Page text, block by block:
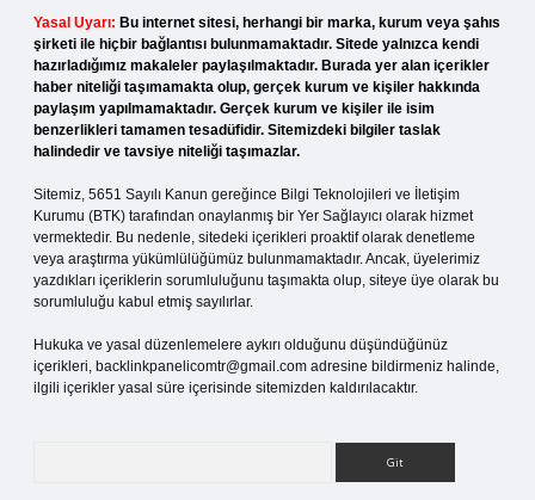
Yasal Uyarı: Bu internet sitesi, herhangi bir marka, kurum veya şahıs
şirketi ile hiçbir bağlantısı bulunmamaktadır. Sitede yalnızca kendi
hazırladığımız makaleler paylaşılmaktadır. Burada yer alan içerikler
haber niteliği taşımamakta olup, gerçek kurum ve kişiler hakkında
paylaşım yapılmamaktadır. Gerçek kurum ve kişiler ile isim
benzerlikleri tamamen tesadüfidir. Sitemizdeki bilgiler taslak
halindedir ve tavsiye niteliği taşımazlar.
Sitemiz, 5651 Sayılı Kanun gereğince Bilgi Teknolojileri ve İletişim
Kurumu (BTK) tarafından onaylanmış bir Yer Sağlayıcı olarak hizmet
vermektedir. Bu nedenle, sitedeki içerikleri proaktif olarak denetleme
veya araştırma yükümlülüğümüz bulunmamaktadır. Ancak, üyelerimiz
yazdıkları içeriklerin sorumluluğunu taşımakta olup, siteye üye olarak bu
sorumluluğu kabul etmiş sayılırlar.
Hukuka ve yasal düzenlemelere aykırı olduğunu düşündüğünüz
içerikleri, backlinkpanelicomtr@gmail.com adresine bildirmeniz halinde,
ilgili içerikler yasal süre içerisinde sitemizden kaldırılacaktır.